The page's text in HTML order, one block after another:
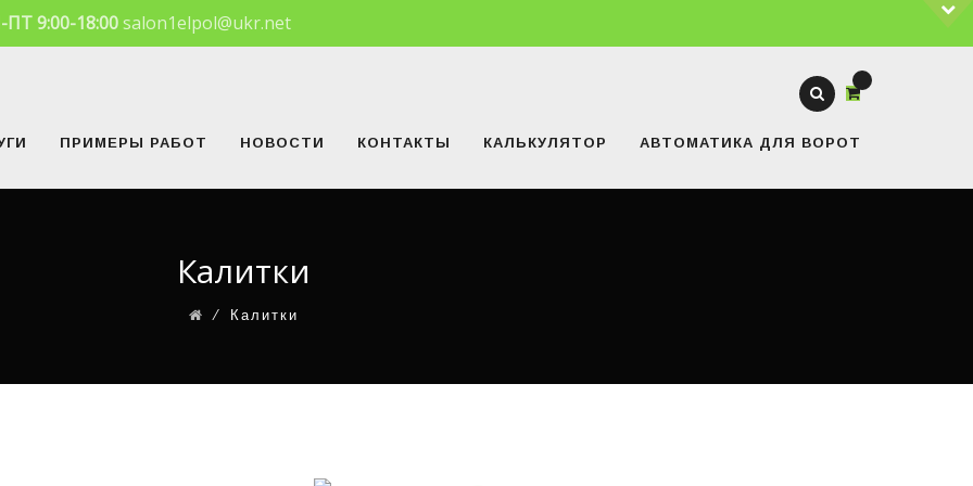
9:00-18:00salon1elpol@ukr.net
ПРИМЕРЫ РАБОТ НОВОСТИ КОНТАКТЫ КАЛЬКУЛЯТОР АВТОМАТИКА ДЛЯ ВОРОТ
Калитки
⁄ Калитки